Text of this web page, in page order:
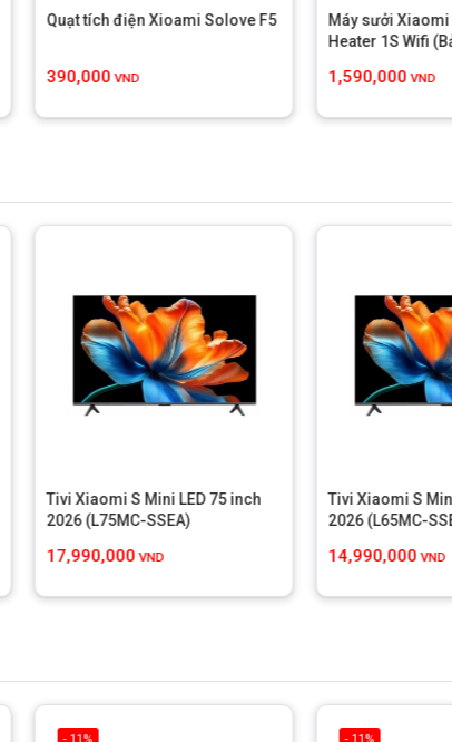
Quạt tích điện Xioami Solove F5
390,000 VND
Máy sưởi
Heater 1S Wifi
1,590,000 VND
Tivi Xiaomi S Mini LED 75 inch
2026 (L75MC-SSEA)
17,990,000 VND
Tivi Xiaomi S
2026 (L65MC-
14,990,000 VND